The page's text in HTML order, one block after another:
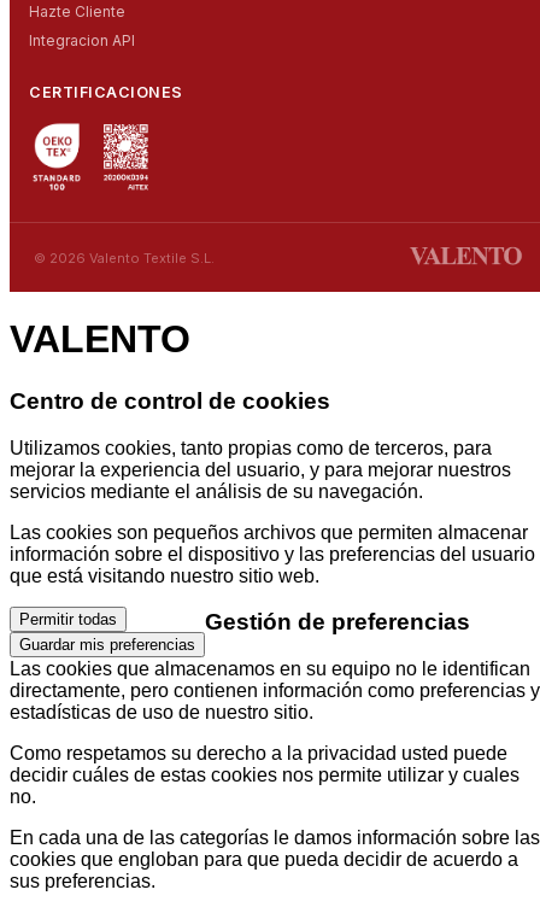
Hazte Cliente
Integracion API
CERTIFICACIONES
© 2026 Valento Textile S.L.
VALENTO
Centro de control de cookies
Utilizamos cookies, tanto propias como de terceros, para
mejorar la experiencia del usuario, y para mejorar nuestros
servicios mediante el análisis de su navegación.
Las cookies son pequeños archivos que permiten almacenar
información sobre el dispositivo y las preferencias del usuario
que está visitando nuestro sitio web.
Permitir todas
Guardar mis preferencias
Gestión de preferencias
Las cookies que almacenamos en su equipo no le identifican
directamente, pero contienen información como preferencias y
estadísticas de uso de nuestro sitio.
Como respetamos su derecho a la privacidad usted puede
decidir cuáles de estas cookies nos permite utilizar y cuales
no.
En cada una de las categorías le damos información sobre las
cookies que engloban para que pueda decidir de acuerdo a
sus preferencias.